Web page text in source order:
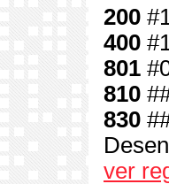
200
400
801
810
830
ver